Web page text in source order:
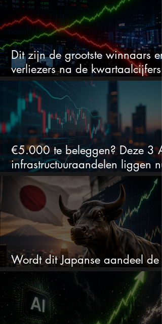
Dit zijn de grootste winnaars en
verliezers na de kwartaalcijfers
(2 springen eruit)
€5.000 te beleggen? Deze 3
infrastructuuraandelen liggen nu
in de uitverkoop
Wordt dit Japanse aandeel de
comeback kid van 2026?